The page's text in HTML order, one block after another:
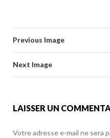
o
o
k
er
b
o
o
k
er l
g
er
Previous Image
Next Image
LAISSER UN
Votre adresse e-mail ne sera